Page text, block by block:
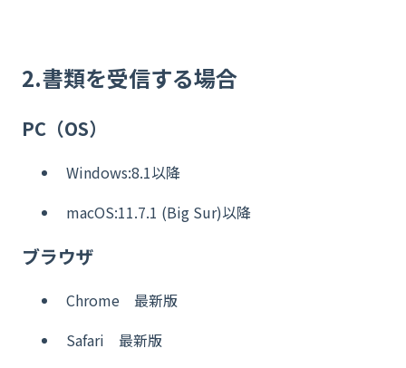
2.書類を受信する場合
PC（OS）
Windows:8.1以降
macOS:11.7.1 (Big Sur)以降
ブラウザ
Chrome 最新版
Safari 最新版